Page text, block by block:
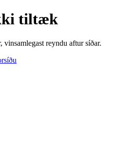
tiltæk
reyndu aftur síðar.